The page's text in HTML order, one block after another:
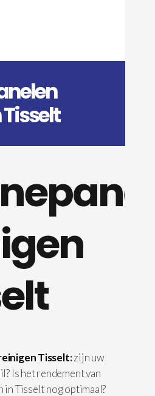
Tisselt:zijn uw
Is het rendement van
in Tisselt nog optimaal?